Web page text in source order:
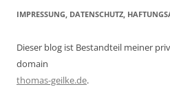
IMPRESSUNG, DATENSCHUTZ,
Dieser blog ist Bestandteil meiner
domain
thomas-geilke.de.